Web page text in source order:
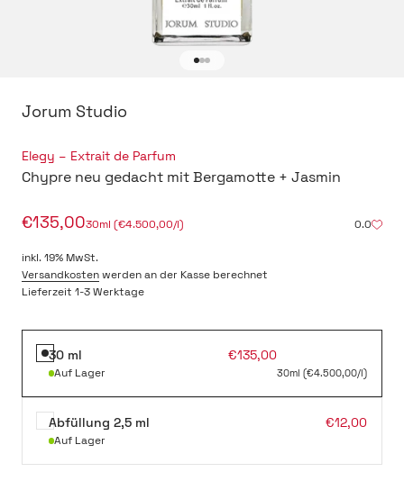
Jorum Studio
Elegy – Extrait de Parfum
Chypre neu gedacht mit Bergamotte + Jasmin
Angebot
€135,0030ml (€4.500,00/l) 0.0
inkl. 19% MwSt.
Versandkostenwerden an der Kasse berechnet
Lieferzeit 1-3 Werktage
30 ml
Auf Lager
Angebot
€135,00
30ml (€4.500,00/l)
Abfüllung 2,5 ml
Auf Lager
Angebot
€12,00